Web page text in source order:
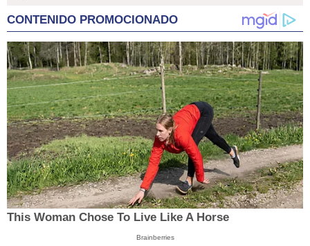
CONTENIDO PROMOCIONADO
This Woman Chose To Live Like A Horse
Brainberries